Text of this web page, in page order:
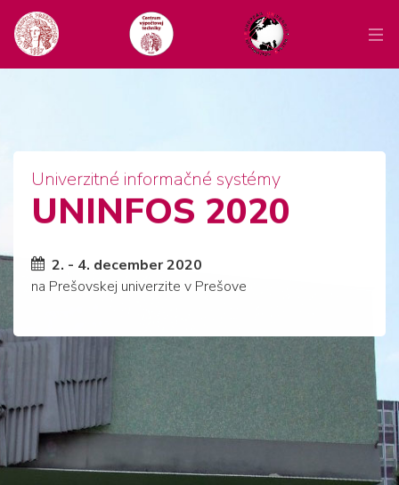
Univerzitné informačné systémy
UNINFOS 2020
2. - 4. december 2020
na Prešovskej univerzite v Prešove